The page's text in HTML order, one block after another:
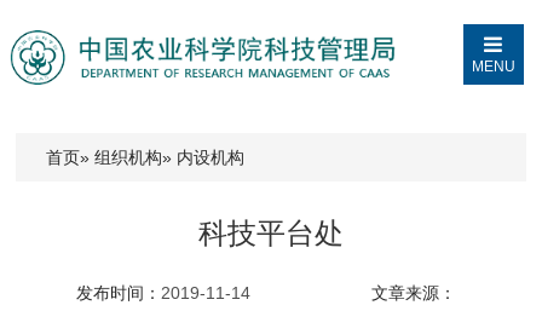
MENU
首页»组织机构» 内设机构
科技平台处
发布时间： 2019-11-14
文章来源：